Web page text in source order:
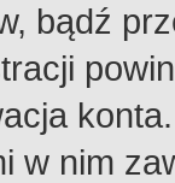
bądź
w nim